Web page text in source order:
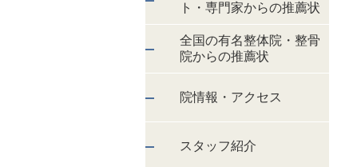
ト・専門家からの推薦状
全国の有名整体院・整骨
院からの推薦状
院情報・アクセス
スタッフ紹介